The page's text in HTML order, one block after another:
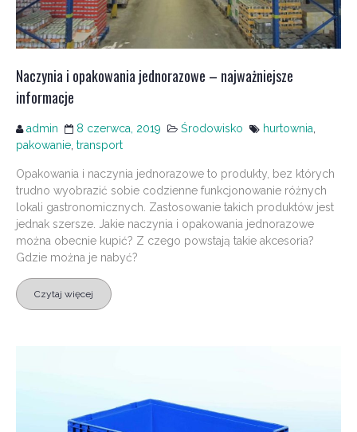
Naczynia i opakowania jednorazowe – najważniejsze
informacje
admin 8 czerwca, 2019 Środowisko hurtownia
pakowanie transport
Opakowania i naczynia jednorazowe to produkty, bez których
trudno wyobrazić sobie codzienne funkcjonowanie różnych
lokali gastronomicznych. Zastosowanie takich produktów jest
jednak szersze. Jakie naczynia i opakowania jednorazowe
można obecnie kupić? Z czego powstają takie akcesoria?
Gdzie można je nabyć?
Czytaj więcej